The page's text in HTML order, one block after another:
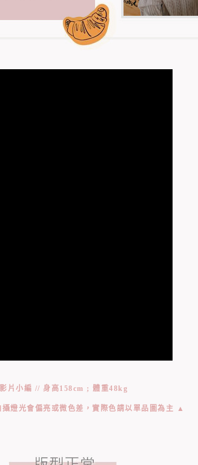
影片小編 // 身高158cm ; 體重48kg
燈光會偏亮或微色差，實際色請以單品圖為主 ▲